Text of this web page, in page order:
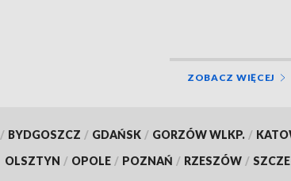
ZOBACZ WIĘCEJ
/ BYDGOSZCZ / GDAŃSK / GORZÓW WLKP. /
OLSZTYN / OPOLE / POZNAŃ / RZESZÓW /